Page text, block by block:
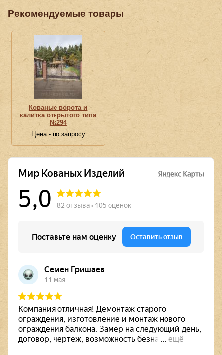
Рекомендуемые товары
Кованые ворота и
калитка открытого типа
№294
Цена - по запросу